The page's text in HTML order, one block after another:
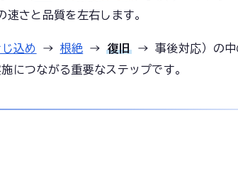
さと品質を左右します。
込め → 根絶 →復旧 → 事後対応）の中
につながる重要なステップです。